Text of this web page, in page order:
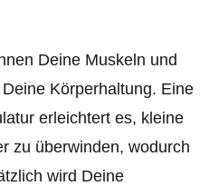
Deine Muskeln und
Körperhaltung. Eine
erleichtert es, kleine
zu überwinden, wodurch
wird Deine